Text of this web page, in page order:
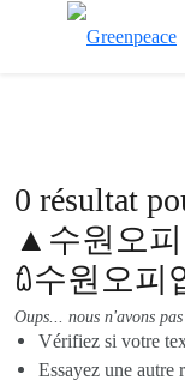
0 résultat
▲수원오
ꇺ수원오
Oups... nous n'avons
Vérifiez si votre
Essayez une autre